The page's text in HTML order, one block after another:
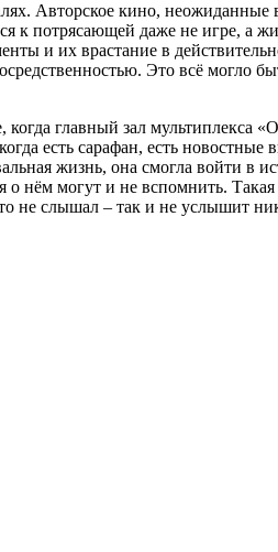
Авторское кино, неожиданные
к потрясающей даже не игре, а
и их врастание в
Это всё могло
главный зал мультиплекса
есть сарафан, есть
жизнь, она смогла войти в
о нём могут и не вспомнить.
не слышал – так и не услышит